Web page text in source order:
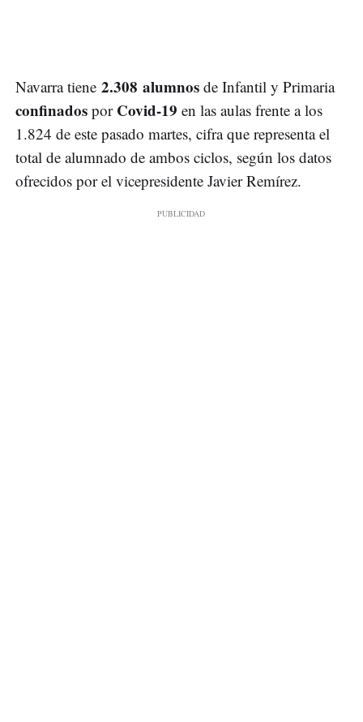
Navarra tiene 2.308 alumnos de Infantil y Primaria
confinados por Covid-19 en las aulas frente a los
1.824 de este pasado martes, cifra que representa el
total de alumnado de ambos ciclos, según los datos
ofrecidos por el vicepresidente Javier Remírez.